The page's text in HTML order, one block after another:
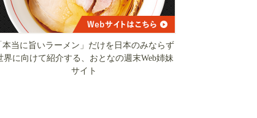
本当に旨いラーメン」だけを日本のみならず
界に向けて紹介する、おとなの週末Web姉妹
サイト